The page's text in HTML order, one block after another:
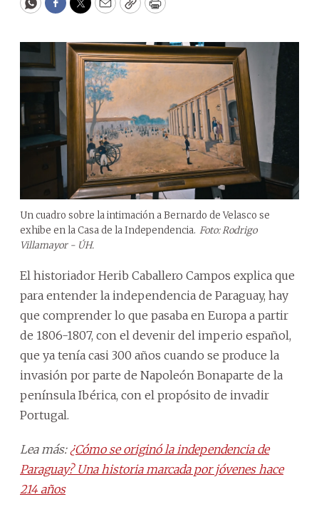
WhatsApp
Facebook
Twitter
EmailCopyPrint
Un cuadro sobre la intimación a Bernardo de Velasco se
exhibe en la Casa de la Independencia. Foto: Rodrigo
Villamayor - ÚH.
El historiador Herib Caballero Campos explica que
para entender la independencia de Paraguay, hay
que comprender lo que pasaba en Europa a partir
de 1806-1807, con el devenir del imperio español,
que ya tenía casi 300 años cuando se produce la
invasión por parte de Napoleón Bonaparte de la
península Ibérica, con el propósito de invadir
Portugal.
Lea más: ¿Cómo se originó la independencia de
Paraguay? Una historia marcada por jóvenes hace
214 años